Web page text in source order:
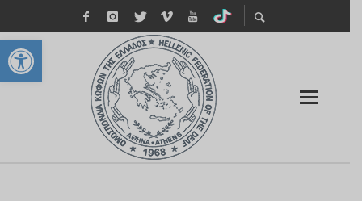
Ανοίξτε τη γραμμή εργαλείων